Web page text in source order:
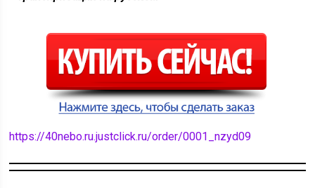
https://40nebo.ru.justclick.ru/order/0001_nzyd09